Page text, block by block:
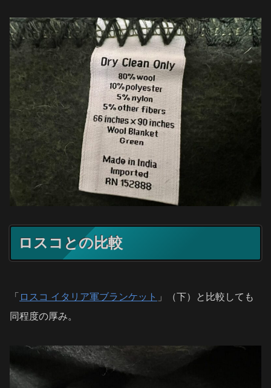
ロスコとの比較
「 ロスコ イタリア軍ブランケット 」（下）と比較しても
同程度の厚み。